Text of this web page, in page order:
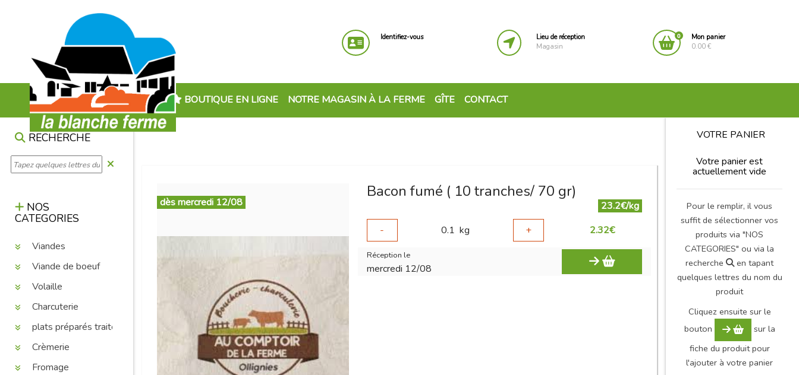
Identifiez-vous
Lieu de réception
Magasin
0
Mon panier
0.00 €
BOUTIQUE EN LIGNE NOTRE MAGASIN À LA FERME GÎTE CONTACT
RECHERCHE
NOS
CATEGORIES
Viandes
Viande de boeuf
Volaille
Charcuterie
plats préparés traiteur
Crèmerie
Fromage
dès mercredi 12/08
Bacon fumé ( 10 tranches/ 70 gr)
23.2€/kg
-
0.1 kg + 2.32€
Réception le
mercredi 12/08
VOTRE PANIER
Votre panier est
actuellement vide
Pour le remplir, il vous
suffit de sélectionner vos
produits via "NOS
CATEGORIES" ou via la
recherche
en tapant
quelques lettres du nom du
produit
Cliquez ensuite sur le
bouton
sur la
fiche du produit pour
l'ajouter à votre panier